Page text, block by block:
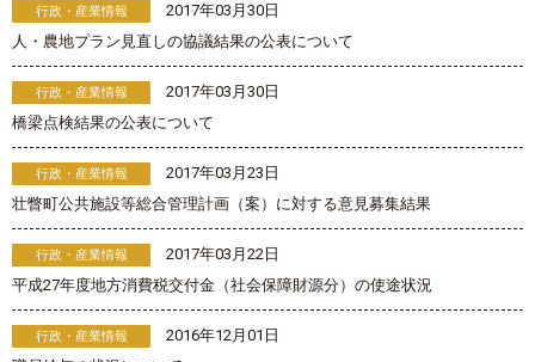
行政・産業情報
2017年03月30日
人・農地プラン見直しの協議結果の公表について
行政・産業情報
2017年03月30日
橋梁点検結果の公表について
行政・産業情報
2017年03月23日
壮瞥町公共施設等総合管理計画（案）に対する意見募集結果
行政・産業情報
2017年03月22日
平成27年度地方消費税交付金（社会保障財源分）の使途状況
行政・産業情報
2016年12月01日